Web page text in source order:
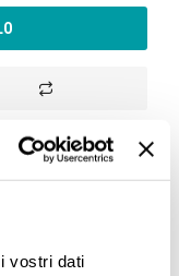
vostri dati
Aggiungi al